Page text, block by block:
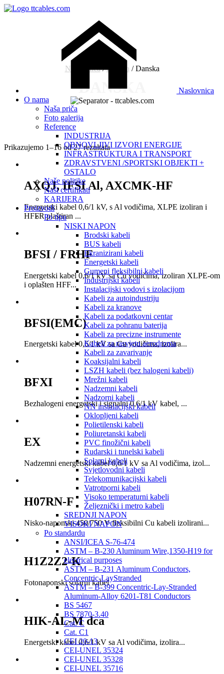
Naslovnica
O nama
Naša priča
Foto galerija
Reference
INDUSTRIJA
OBNOVLJIVI IZVORI ENERGIJE
INFRASTRUKTURA I TRANSPORT
ZDRAVSTVENI /SPORTSKI OBJEKTI +
OSTALO
Naše politike
Naši certifikati
KARIJERA
Proizvodi
Po tipu
NISKI NAPON
Brodski kabeli
BUS kabeli
Ekranizirani kabeli
Energetski kabeli
Gumeni fleksibilni kabeli
Industrijski kabeli
Instalacijski vodovi s izolacijom
Kabeli za autoindustriju
Kabeli za kranove
Kabeli za podatkovni centar
Kabeli za pohranu baterija
Kabeli za precizne instrumente
Kabeli za rasvjetu aerodroma
Kabeli za zavarivanje
Koaksijalni kabeli
LSZH kabeli (bez halogeni kabeli)
Mrežni kabeli
Nadzemni kabeli
Nadzorni kabeli
NN instalacijski kabeli
Oklopljeni kabeli
Polietilenski kabeli
Poliuretanski kabeli
PVC finožični kabeli
Rudarski i tunelski kabeli
Solarni kabeli
Svjetlovodni kabeli
Telekomunikacijski kabeli
Vatrotporni kabeli
Visoko temperaturni kabeli
Željeznički i metro kabeli
SREDNJI NAPON
VISOKI NAPON
Po standardu
ANSI/ICEA S-76-474
ASTM – B-230 Aluminum Wire,1350-H19 for
electrical purposes
ASTM – B-231 Aluminum Conductors,
Concentric-LayStranded
ASTM – B-399 Concentric-Lay-Stranded
Aluminum-Alloy 6201-T81 Conductors
BS 5467
BS 7870-3.40
Cat. C
Cat. C1
CEI 20-13
CEI-UNEL 35324
CEI-UNEL 35328
CEI-UNEL 35716
Naslovnica/Država / Danska
DANSKA
Prikazujemo 1–16 od 27 rezultata
AXQJ, IFSI Al, AXCMK-HF
Energetski kabel 0,6/1 kV, s Al vodičima, XLPE izoliran i
HFFR plaštiran ...
BFSI / FRHF
Energetski kabel 0,6/1 kV sa Cu vodičima, izoliran XLPE-om
i oplašten HFF...
BFSI(EMC)
Energetski kabel 0,6/1 kV sa Cu vodičima, izolira...
BFXI
Bezhalogeni energetski i signalni 0,6/1 kV kabel, ...
EX
Nadzemni energetski kabel 0,6/1 kV sa Al vodičima, izol...
H07RN-F
Nisko-naponski 450/750 V fleksibilni Cu kabeli izolirani...
H1Z2Z2-K
Fotonaponski solarni kabel
HIK-AL-M dca
Energetski kabel 0,6/1 kV sa Al vodičima, izolira...